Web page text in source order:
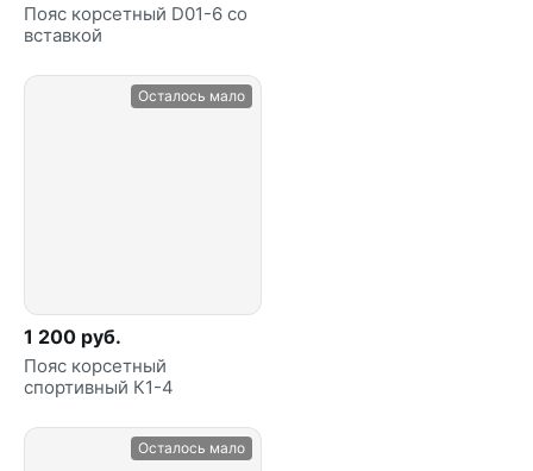
Пояс корсетный D01-6 со
вставкой
Осталось мало
1 200 руб.
Пояс корсетный
спортивный К1-4
Осталось мало